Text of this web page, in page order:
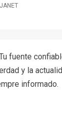
JANET
fuente
y la
informado.